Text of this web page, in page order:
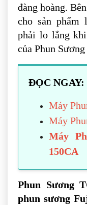
đàng hoàng.
cho sản phẩm
phải lo lắng
của Phun
ĐỌC NGAY:
Máy
Máy
Máy
150CA
Phun Sương
phun sương